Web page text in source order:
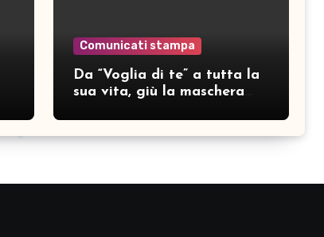
Comunicati stampa
Da “Voglia di te” a tutta la
sua vita, giù la maschera